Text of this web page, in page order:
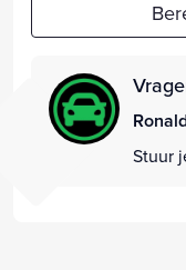
Stuur